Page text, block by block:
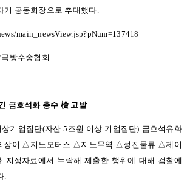
기 공동회장으로 추대했다.
main_newsView.jsp?pNum=137418
국방수송협회
금호석화 총수 檢 고발
기업집단(자산5 조원 이상 기업집단) 금호석유화
장이 △ 지노모터스 △지노무역 △정진물류 △제이
지정자료에서 누락해 제출한 행위에 대해 검찰에
.